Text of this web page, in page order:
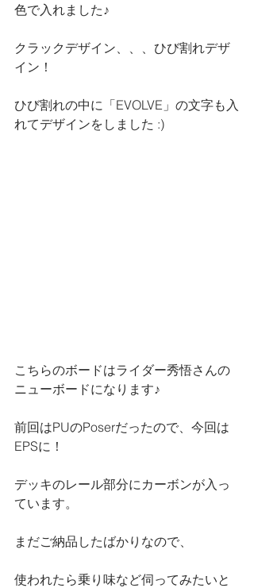
色で入れました♪
クラックデザイン、、、ひび割れデザ
イン！
ひび割れの中に「EVOLVE」の文字も入
れてデザインをしました :)
こちらのボードはライダー秀悟さんの
ニューボードになります♪
前回はPUのPoserだったので、今回は
EPSに！
デッキのレール部分にカーボンが入っ
ています。
まだご納品したばかりなので、
使われたら乗り味など伺ってみたいと